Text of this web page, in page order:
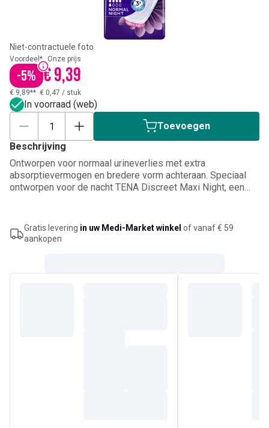
Niet-contractuele foto
Voordeel*
-5%
Onze prijs
€ 9,39
€ 9,89** € 0,47 / stuk
In voorraad (web)
Toevoegen
Beschrijving
Ontworpen voor normaal urineverlies met extra
absorptievermogen en bredere vorm achteraan. Speciaal
ontworpen voor de nacht TENA Discreet Maxi Night, een
nog meer bescherming en een optimale veiligheid tijdens
de nacht in liggende houding, aangepast voor matig tot
zwaar verlies, vooral tijdens de nacht. Maximale absorptie
gegarandeerd snel op en houdt de huid droog, neutraliseert
Gratis levering in uw Medi-Market winkel of vanaf € 59
aankopen